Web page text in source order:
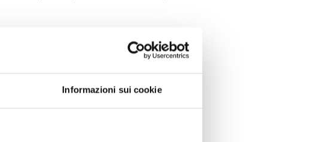
Informazioni sui cookie